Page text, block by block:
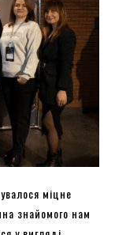
міцне
знайомого нам